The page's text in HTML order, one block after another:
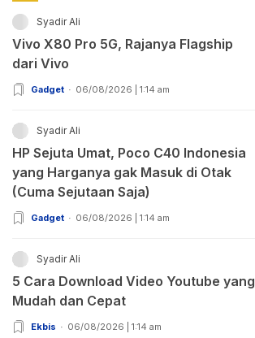
Syadir Ali
Vivo X80 Pro 5G, Rajanya Flagship
dari Vivo
Gadget 06/08/2026 | 1:14 am
Syadir Ali
HP Sejuta Umat, Poco C40 Indonesia
yang Harganya gak Masuk di Otak
(Cuma Sejutaan Saja)
Gadget 06/08/2026 | 1:14 am
Syadir Ali
5 Cara Download Video Youtube yang
Mudah dan Cepat
Ekbis 06/08/2026 | 1:14 am